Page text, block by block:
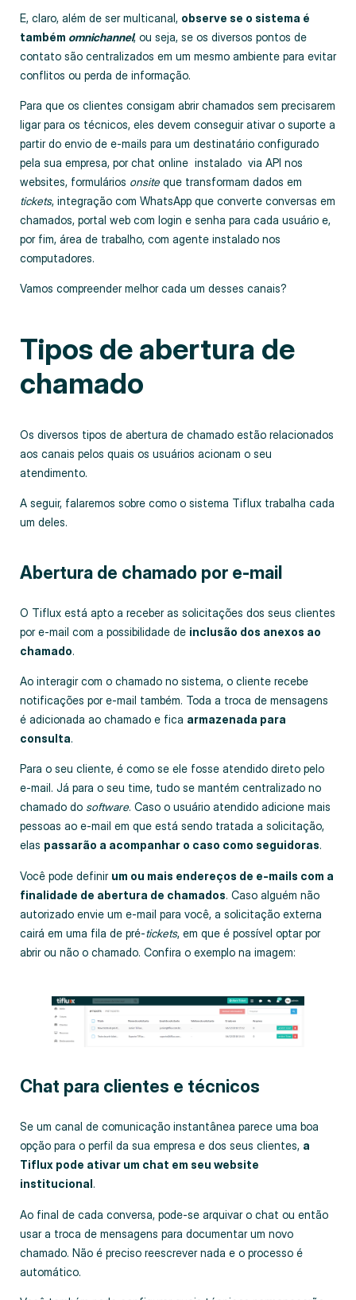
E, claro, além de ser multicanal, observe se o sistema é
também omnichannel, ou seja, se os diversos pontos de
contato são centralizados em um mesmo ambiente para evitar
conflitos ou perda de informação.
Para que os clientes consigam abrir chamados sem precisarem
ligar para os técnicos, eles devem conseguir ativar o suporte a
partir do envio de e-mails para um destinatário configurado
pela sua empresa, por chat online instalado via API nos
websites, formulários onsite que transformam dados em
tickets, integração com WhatsApp que converte conversas em
chamados, portal web com login e senha para cada usuário e,
por fim, área de trabalho, com agente instalado nos
computadores.
Vamos compreender melhor cada um desses canais?
Tipos de abertura de
chamado
Os diversos tipos de abertura de chamado estão relacionados
aos canais pelos quais os usuários acionam o seu
atendimento.
A seguir, falaremos sobre como o sistema Tiflux trabalha cada
um deles.
Abertura de chamado por e-mail
O Tiflux está apto a receber as solicitações dos seus clientes
por e-mail com a possibilidade de inclusão dos anexos ao
chamado.
Ao interagir com o chamado no sistema, o cliente recebe
notificações por e-mail também. Toda a troca de mensagens
é adicionada ao chamado e fica armazenada para
consulta.
Para o seu cliente, é como se ele fosse atendido direto pelo
e-mail. Já para o seu time, tudo se mantém centralizado no
chamado do software. Caso o usuário atendido adicione mais
pessoas ao e-mail em que está sendo tratada a solicitação,
elas passarão a acompanhar o caso como seguidoras.
Você pode definir um ou mais endereços de e-mails com a
finalidade de abertura de chamados. Caso alguém não
autorizado envie um e-mail para você, a solicitação externa
cairá em uma fila de pré-tickets, em que é possível optar por
abrir ou não o chamado. Confira o exemplo na imagem:
Chat para clientes e técnicos
Se um canal de comunicação instantânea parece uma boa
opção para o perfil da sua empresa e dos seus clientes, a
Tiflux pode ativar um chat em seu website
institucional.
Ao final de cada conversa, pode-se arquivar o chat ou então
usar a troca de mensagens para documentar um novo
chamado. Não é preciso reescrever nada e o processo é
automático.